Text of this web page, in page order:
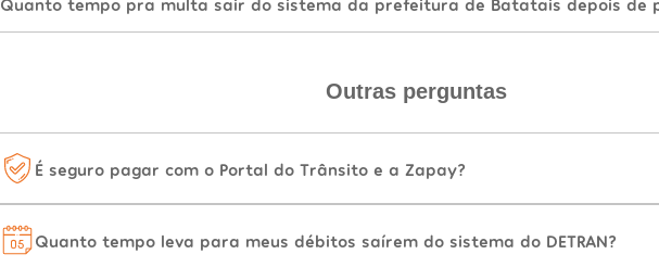
Outras perguntas
É seguro pagar com o Portal do Trânsito e a Zapay?
Quanto tempo leva para meus débitos saírem do sistema do DETRAN?